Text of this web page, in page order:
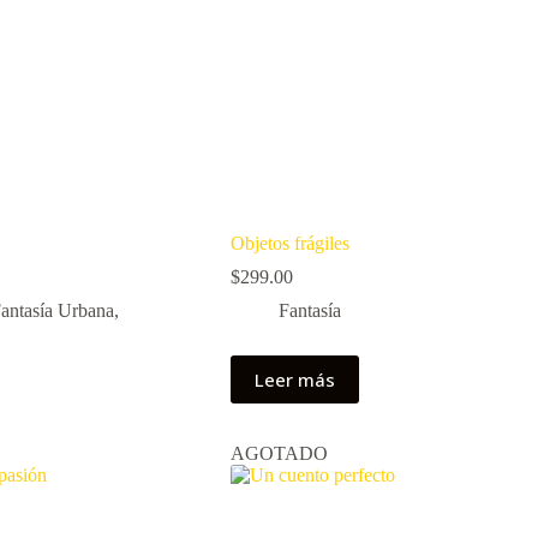
Urbana,
Objetos frágiles
$299.00
Fantasía
Leer más
AGOTADO